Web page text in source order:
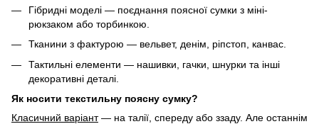
Гібридні моделі — поєднання поясної сумки з міні-
рюкзаком або торбинкою.
Тканини з фактурою — вельвет, денім, ріпстоп, канвас.
Тактильні елементи — нашивки, гачки, шнурки та інші
декоративні деталі.
Як носити текстильну поясну сумку?
Класичний варіант— на талії, спереду або ззаду. Але останнім